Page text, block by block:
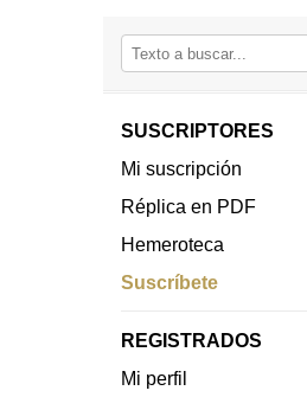
SUSCRIPTORES
Mi suscripción
Réplica en PDF
Hemeroteca
Suscríbete
REGISTRADOS
Mi perfil